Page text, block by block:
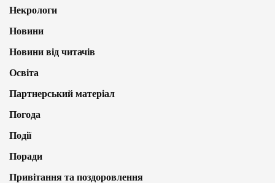
Некрологи
Новини
Новини від читачів
Освіта
Партнерський матеріал
Погода
Події
Поради
Привітання та поздоровлення